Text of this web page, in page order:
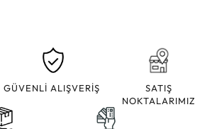
GÜVENLİ ALIŞVERİŞ
SATIŞ
NOKTALARIMIZ